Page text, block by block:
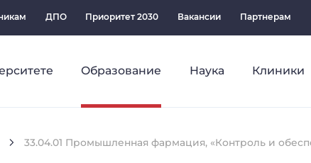
ДПО Приоритет 2030 Вакансии Партнерам
Образование Наука Клиники
33.04.01 Промышленная фармация, «Контроль и